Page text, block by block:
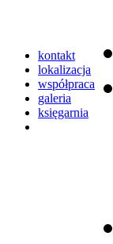
kontakt
lokalizacja
współpraca
galeria
księgarnia